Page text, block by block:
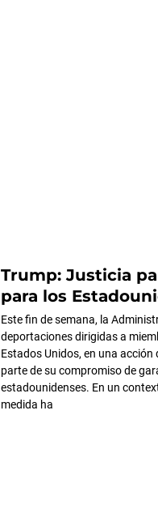
Trump: Justicia
para los
Este fin de semana, la
deportaciones dirigidas a
Estados Unidos, en una
parte de su compromiso de
estadounidenses. En un
medida ha